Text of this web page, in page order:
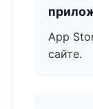
App
сайте.